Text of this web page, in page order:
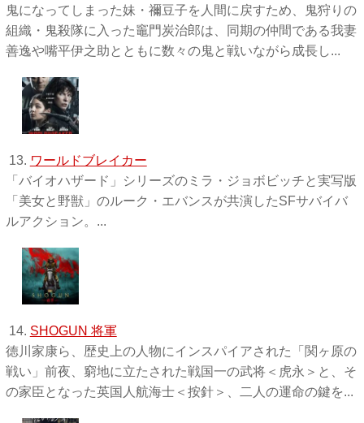
鬼になってしまった妹・禰󠄀豆子を人間に戻すため、鬼狩りの
組織・鬼殺隊に入った竈門炭治郎は、同期の仲間である我妻
善逸や嘴平伊之助とともに数々の鬼と戦いながら成長し...
13. ワールドブレイカー
「バイオハザード」シリーズのミラ・ジョボビッチと実写版
「美女と野獣」のルーク・エバンスが共演したSFサバイバ
ルアクション。...
14. SHOGUN 将軍
徳川家康ら、歴史上の人物にインスパイアされた「関ヶ原の
戦い」前夜、窮地に立たされた戦国一の武将＜虎永＞と、そ
の家臣となった英国人航海士＜按針＞、二人の運命の鍵を...